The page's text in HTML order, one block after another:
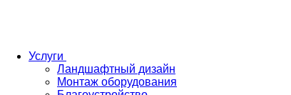
Услуги
Ландшафтный дизайн
Монтаж оборудования